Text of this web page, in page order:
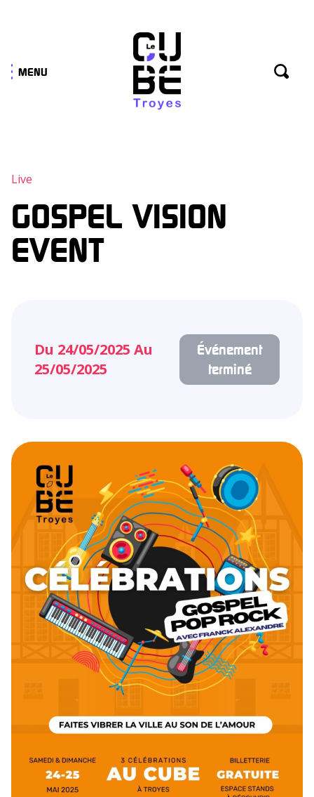
MENU
Live
GOSPEL VISION
EVENT
Du 24/05/2025 Au
25/05/2025
Événement
terminé